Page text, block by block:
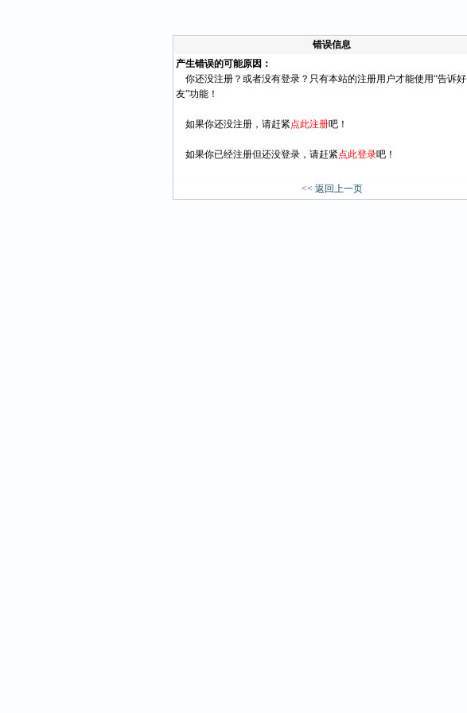
错误信息
产生错误的可能原因：
你还没注册？或者没有登录？只有本站的注册用户才能使用“告诉好
友”功能！
如果你还没注册，请赶紧点此注册吧！
如果你已经注册但还没登录，请赶紧点此登录吧！
<< 返回上一页